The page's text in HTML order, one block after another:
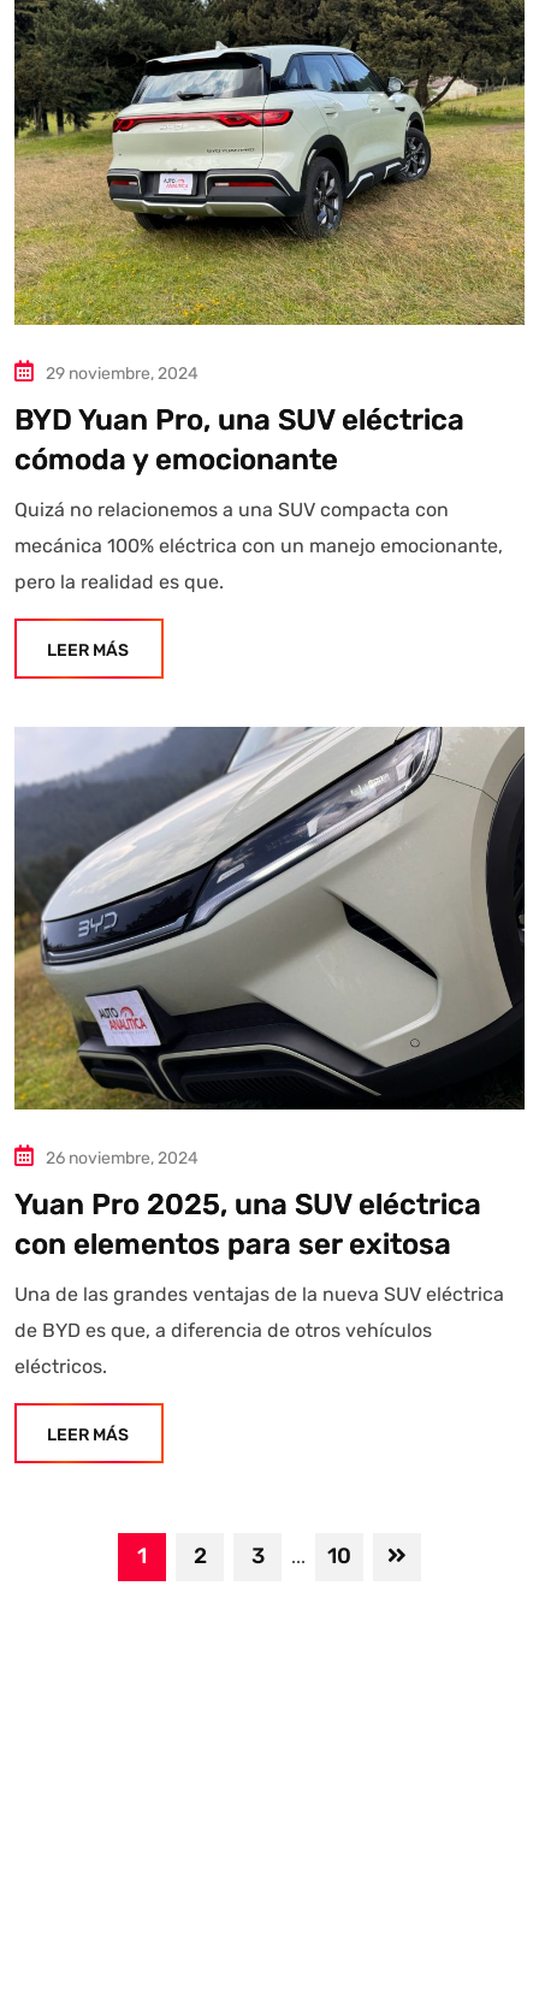
29 noviembre, 2024
BYD Yuan Pro, una SUV eléctrica
cómoda y emocionante
Quizá no relacionemos a una SUV compacta con
mecánica 100% eléctrica con un manejo emocionante,
pero la realidad es que.
LEER MÁS
26 noviembre, 2024
Yuan Pro 2025, una SUV eléctrica
con elementos para ser exitosa
Una de las grandes ventajas de la nueva SUV eléctrica
de BYD es que, a diferencia de otros vehículos
eléctricos.
LEER MÁS
1 2 3 ... 10